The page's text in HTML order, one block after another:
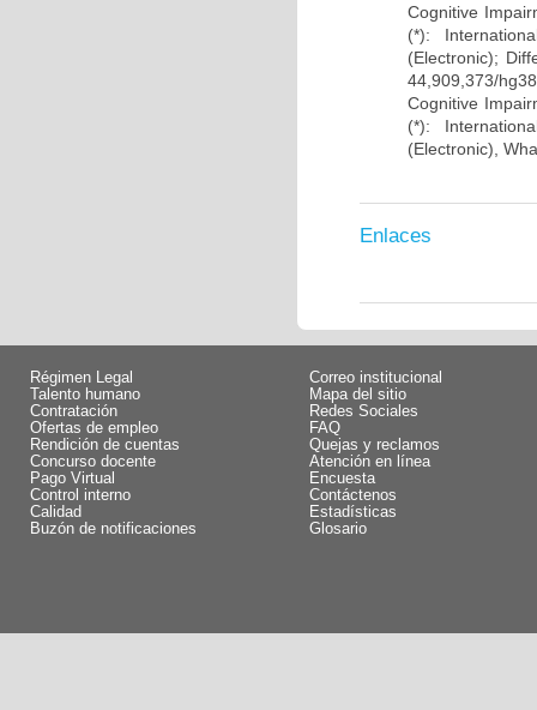
Cognitive
(*):
(Electronic);
44,909,373/
Cognitive
(*):
(Electronic),
Enlaces
Régimen Legal
Talento humano
Contratación
Ofertas de empleo
Rendición de cuentas
Concurso docente
Pago Virtual
Control interno
Calidad
Buzón de notificaciones
Correo institucional
Mapa del sitio
Redes Sociales
FAQ
Quejas y reclamos
Atención en línea
Encuesta
Contáctenos
Estadísticas
Glosario